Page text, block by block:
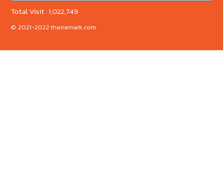
Total Visit :1,022,749
© 2021-2022 thairemark.com